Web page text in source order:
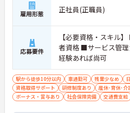
雇用形態 正社員(正職員)
応募要件
【必要資格・スキル
者資格 ■サービス管
経験あれば尚可
駅から徒歩10分以内 車通勤可 残業少なめ
資格取得サポート
研修制度あり
産休･育休･介
ボーナス・賞与あり
社会保険完備 交通費支給